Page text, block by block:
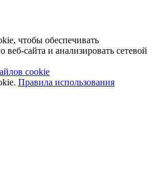
чтобы обеспечивать
сайта и анализировать сетевой
cookie
Правила использования